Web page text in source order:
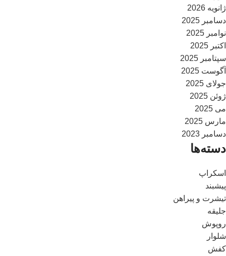
ژانویه 2026
دسامبر 2025
نوامبر 2025
اکتبر 2025
سپتامبر 2025
آگوست 2025
جولای 2025
ژوئن 2025
می 2025
مارس 2025
دسامبر 2023
دسته‌ها
اسکراپ
پیشبند
تیشرت و پیراهن
جلیقه
روپوش
شلوار
کفش